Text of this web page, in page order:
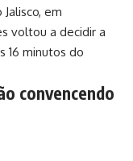
em
voltou a decidir a
16 minutos do
convencendo